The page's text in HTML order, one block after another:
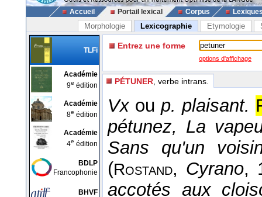
Accueil Portail lexical Corpus
Morphologie Lexicographie Etymologie
TLFi
Académie
9e édition
Académie
8e édition
Académie
4e édition
BDLP
Francophonie
BHVF
Entrez une forme
options d'affichage
PÉTUNER , verbe intrans.
Vxou p. plaisant.
pétunez, La
Sans qu'un
(Rostand, Cyrano,
accotés aux